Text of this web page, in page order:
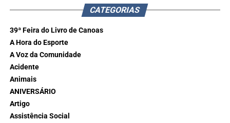
CATEGORIAS
39ª Feira do Livro de Canoas
A Hora do Esporte
A Voz da Comunidade
Acidente
Animais
ANIVERSÁRIO
Artigo
Assistência Social